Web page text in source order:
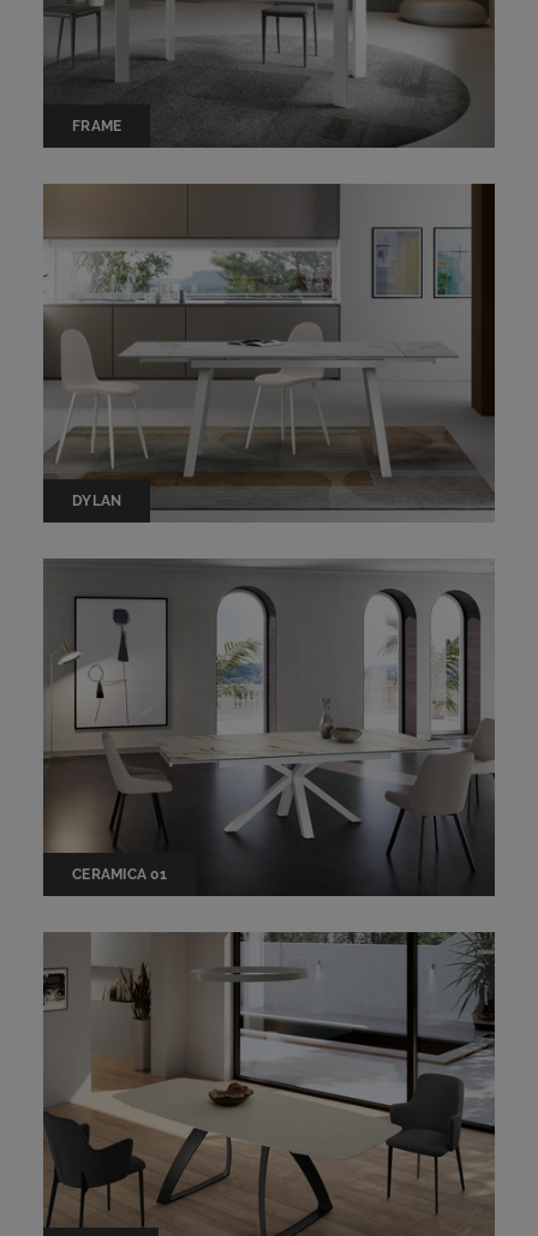
FRAME
DYLAN
CERAMICA 01